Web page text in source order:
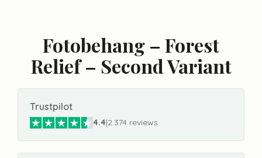
Fotobehang – Forest
Relief – Second Variant
Trustpilot
4.4|2.374 reviews